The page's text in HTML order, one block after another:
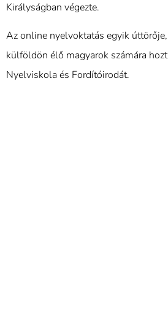
Királyságban végezte.
Az online nyelvoktatás egyik
külföldön élő magyarok számára
Nyelviskola és Fordítóirodát.